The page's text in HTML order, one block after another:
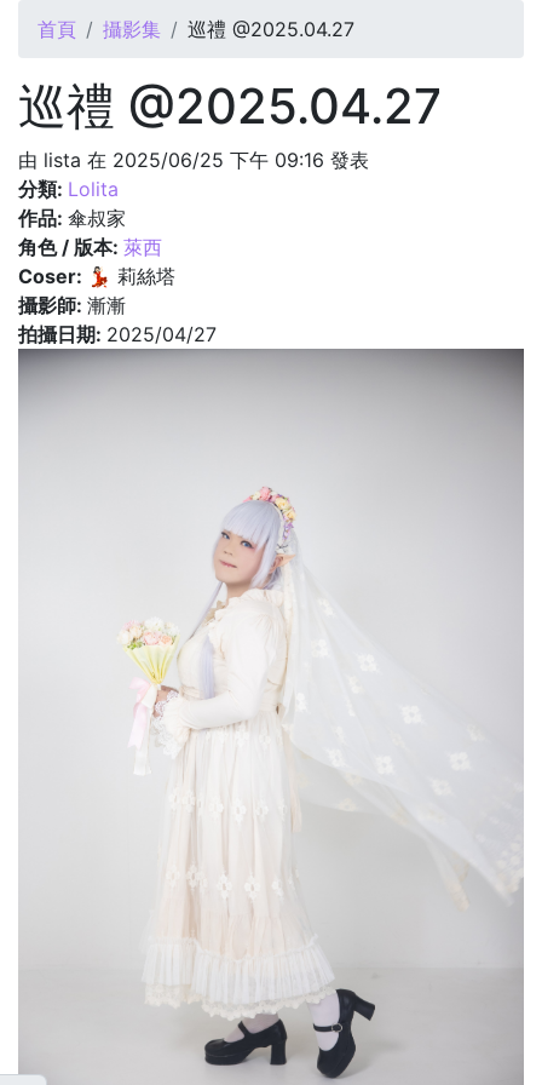
您在這裡
首頁 攝影集 巡禮 @2025.04.27
巡禮 @2025.04.27
由 lista 在 2025/06/25 下午 09:16 發表
分類: Lolita
作品: 傘叔家
角色 / 版本: 萊西
Coser: 💃🏻 莉絲塔
攝影師: 漸漸
拍攝日期: 2025/04/27